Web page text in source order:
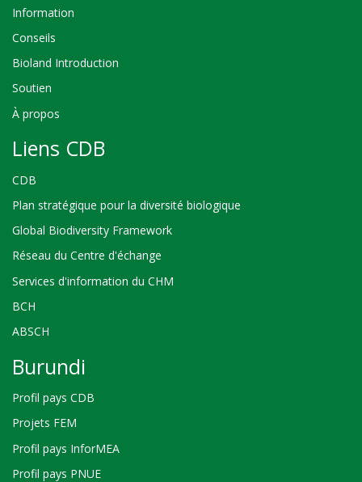
Information
Conseils
Bioland Introduction
Soutien
À propos
Liens CDB
CDB
Plan stratégique pour la diversité biologique
Global Biodiversity Framework
Réseau du Centre d'échange
Services d'information du CHM
BCH
ABSCH
Burundi
Profil pays CDB
Projets FEM
Profil pays InforMEA
Profil pays PNUE